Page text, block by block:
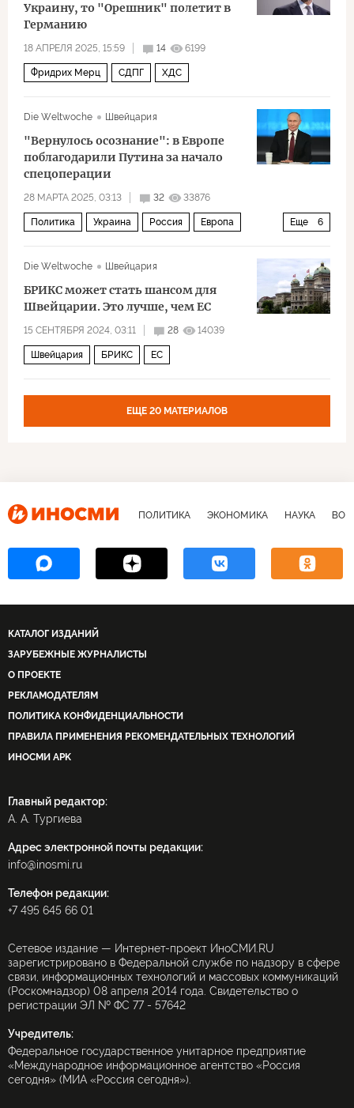
Украину, то "Орешник" полетит в
Германию
18 АПРЕЛЯ 2025, 15:59 14 6199
Фридрих Мерц СДПГ ХДС
Die Weltwoche Швейцария
"Вернулось осознание": в Европе
поблагодарили Путина за начало
спецоперации
28 МАРТА 2025, 03:13 32 33876
Еще 6
Политика Украина Россия Европа
Die Weltwoche Швейцария
БРИКС может стать шансом для
Швейцарии. Это лучше, чем ЕС
15 СЕНТЯБРЯ 2024, 03:11 28 14039
Швейцария БРИКС ЕС
ЕЩЕ 20 МАТЕРИАЛОВ
ПОЛИТИКА ЭКОНОМИКА НАУКА
КАТАЛОГ ИЗДАНИЙ
ЗАРУБЕЖНЫЕ ЖУРНАЛИСТЫ
О ПРОЕКТЕ
РЕКЛАМОДАТЕЛЯМ
ПОЛИТИКА КОНФИДЕНЦИАЛЬНОСТИ
ПРАВИЛА ПРИМЕНЕНИЯ РЕКОМЕНДАТЕЛЬНЫХ ТЕХНОЛОГИЙ
ИНОСМИ APK
Главный редактор:
А. А. Тургиева
Адрес электронной почты редакции:
info@inosmi.ru
Телефон редакции:
+7 495 645 66 01
Сетевое издание — Интернет-проект ИноСМИ.RU
зарегистрировано в Федеральной службе по надзору в сфере
связи, информационных технологий и массовых коммуникаций
(Роскомнадзор) 08 апреля 2014 года. Свидетельство о
регистрации ЭЛ № ФС 77 - 57642
Учредитель:
Федеральное государственное унитарное предприятие
«Международное информационное агентство «Россия
сегодня» (МИА «Россия сегодня»).